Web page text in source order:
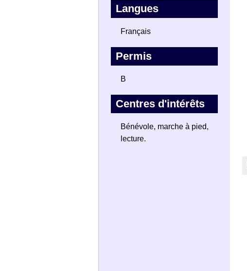
Langues
Français
Permis
B
Centres d'intérêts
Bénévole, marche à pied,
lecture.